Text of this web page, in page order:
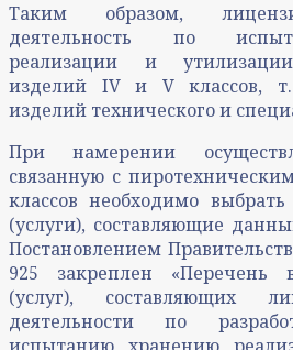
Таким образом,
деятельность по
реализации и
изделий IV и V классов,
изделий технического и
При намерении
связанную с
классов необходимо
(услуги), составляющие
Постановлением
925 закреплен «Перечень
(услуг), составляющих
деятельности по